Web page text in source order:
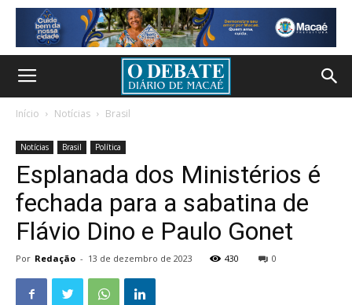
Início Notícias Brasil
Notícias Brasil Política
Esplanada dos Ministérios é
fechada para a sabatina de
Flávio Dino e Paulo Gonet
Por Redação - 13 de dezembro de 2023 430 0